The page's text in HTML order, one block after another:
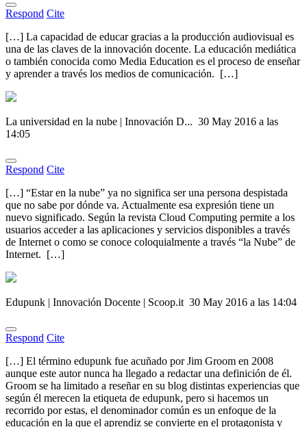
Respond Cite
[…] La capacidad de educar gracias a la producción audiovisual es
una de las claves de la innovación docente. La educación mediática
o también conocida como Media Education es el proceso de enseñar
y aprender a través los medios de comunicación. […]
La universidad en la nube | Innovación D... 30 May 2016 a las
14:05
Respond Cite
[…] “Estar en la nube” ya no significa ser una persona despistada
que no sabe por dónde va. Actualmente esa expresión tiene un
nuevo significado. Según la revista Cloud Computing permite a los
usuarios acceder a las aplicaciones y servicios disponibles a través
de Internet o como se conoce coloquialmente a través “la Nube” de
Internet. […]
Edupunk | Innovación Docente | Scoop.it 30 May 2016 a las 14:04
Respond Cite
[…] El término edupunk fue acuñado por Jim Groom en 2008
aunque este autor nunca ha llegado a redactar una definición de él.
Groom se ha limitado a reseñar en su blog distintas experiencias que
según él merecen la etiqueta de edupunk, pero si hacemos un
recorrido por estas, el denominador común es un enfoque de la
educación en la que el aprendiz se convierte en el protagonista y